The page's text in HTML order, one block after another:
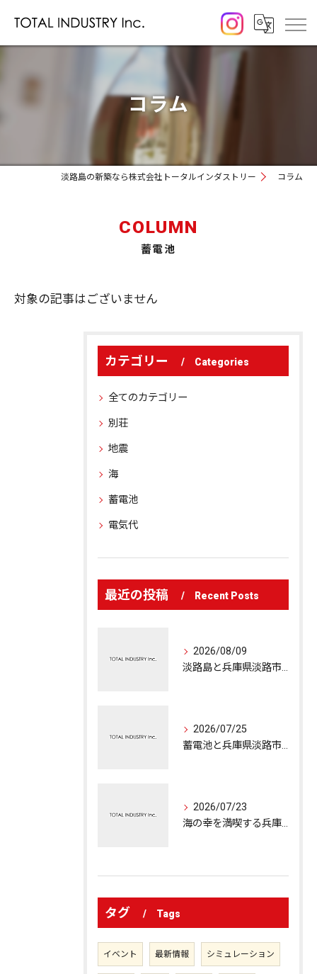
コラム
淡路島の新築なら株式会社トータルインダストリー コラム
COLUMN
蓄電池
対象の記事はございません
カテゴリー Categories
全てのカテゴリー
別荘
地震
海
蓄電池
電気代
最近の投稿 Recent Posts
2026/08/09
淡路島と兵庫県淡路市で中古住宅を賢く選ぶ相場やリフォーム費用の実践ガイド
2026/07/25
蓄電池と兵庫県淡路市の補助金を徹底解説！導入判断の損得と回収年数シミュレーション
2026/07/23
海の幸を満喫する兵庫県淡路市の魅力と新鮮海鮮の楽しみ方完全ガイド
タグ Tags
イベント 最新情報 シミュレーション